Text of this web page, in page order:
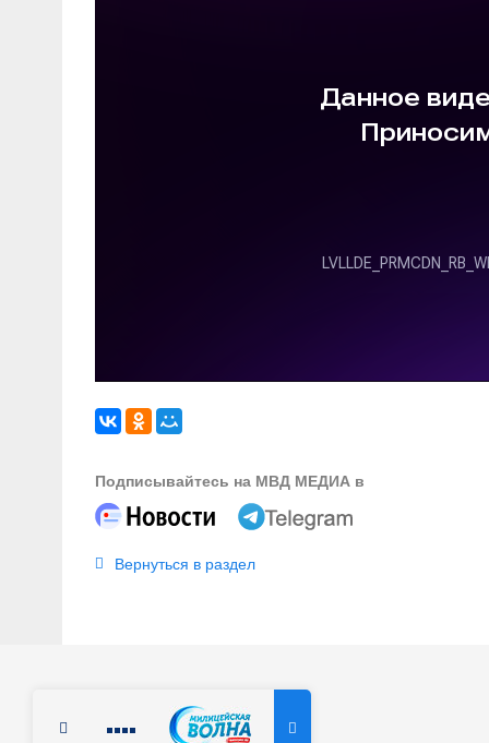
Подписывайтесь на МВД МЕДИА в
Вернуться в раздел
Радио Милицейская волна